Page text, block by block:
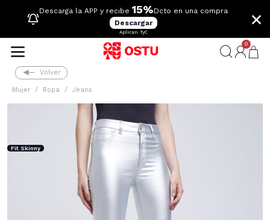
Descarga la APP y recibe 15%Dcto en una compra
Descargar
Aplican TyC
×
0
Volver
Mujer Ropa Jeans
Fit Skinny